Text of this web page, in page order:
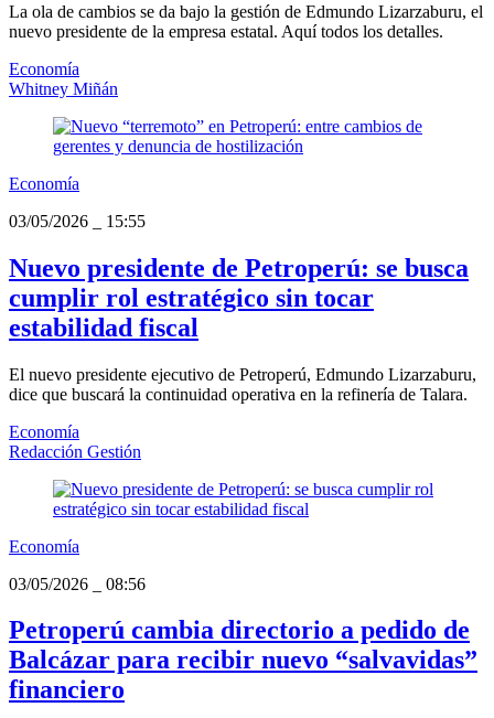
La ola de cambios se da bajo la gestión de Edmundo Lizarzaburu, el
nuevo presidente de la empresa estatal. Aquí todos los detalles.
Economía
Whitney Miñán
Economía
03/05/2026
15:55
Nuevo presidente de Petroperú: se busca
cumplir rol estratégico sin tocar
estabilidad fiscal
El nuevo presidente ejecutivo de Petroperú, Edmundo Lizarzaburu,
dice que buscará la continuidad operativa en la refinería de Talara.
Economía
Redacción Gestión
Economía
03/05/2026
08:56
Petroperú cambia directorio a pedido de
Balcázar para recibir nuevo “salvavidas”
financiero